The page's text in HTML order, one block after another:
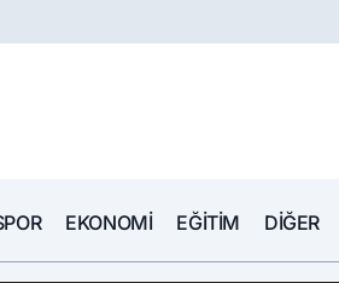
EKONOMI EĞITIM DIĞER